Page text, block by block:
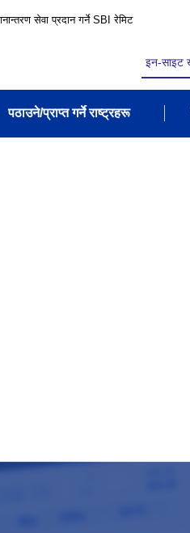
सेवा प्रदान गर्ने SBI रेमिट
पठाउने/प्राप्त गर्ने राष्ट्रहरू